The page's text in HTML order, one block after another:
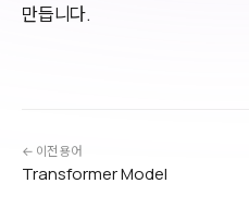
만듭니다.
← 이전 용어
Transformer Model